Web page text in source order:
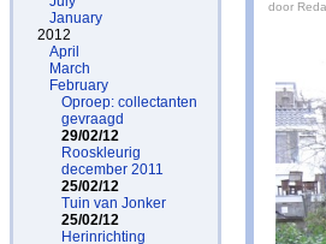
January
2012
April
March
February
Oproep: collectanten
gevraagd
29/02/12
Rooskleurig
december 2011
25/02/12
Tuin van Jonker
25/02/12
Herinrichting
door